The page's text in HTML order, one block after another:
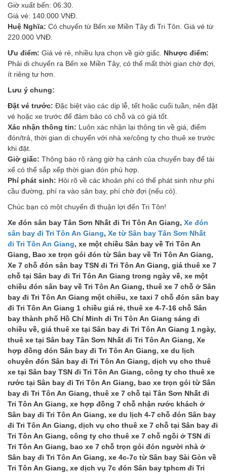
Giờ xuất bến: 06:30.
Giá vé: 140.000 VNĐ.
Huệ Nghĩa: Có chuyến từ Bến xe Miền Tây đi Tri Tôn. Giá vé từ
220.000 VNĐ.
Ưu điểm: Giá vé rẻ, nhiều lựa chọn về giờ giấc. Nhược điểm:
Phải di chuyển ra Bến xe Miền Tây, có thể mất thời gian chờ đợi,
ít riêng tư hơn.
Lưu ý chung:
Đặt vé trước: Đặc biệt vào các dịp lễ, tết hoặc cuối tuần, nên đặt
vé hoặc xe trước để đảm bảo có chỗ và có giá tốt.
Xác nhận thông tin: Luôn xác nhận lại thông tin về giá, điểm
đón/trả, thời gian di chuyển với nhà xe/công ty cho thuê xe trước
khi đặt.
Giờ giấc: Thông báo rõ ràng giờ hạ cánh của chuyến bay để tài
xế có thể sắp xếp thời gian đón phù hợp.
Phí phát sinh: Hỏi rõ về các khoản phí có thể phát sinh như phí
cầu đường, phí ra vào sân bay, phí chờ đợi (nếu có).
Chúc bạn có một chuyến đi thuận lợi đến Tri Tôn!
Xe đón sân bay Tân Sơn Nhất đi Tri Tôn An Giang, Xe đón
sân bay đi Tri Tôn An Giang, Xe từ Sân bay Tân Sơn Nhất
đi Tri Tôn An Giang, xe một chiều Sân bay về Tri Tôn An
Giang, Bao xe trọn gói đón từ Sân bay về Tri Tôn An Giang,
Xe 7 chỗ đón sân bay TSN đi Tri Tôn An Giang, giá thuê xe 7
chỗ tại Sân bay đi Tri Tôn An Giang trong ngày về, xe một
chiều đón sân bay về Tri Tôn An Giang, thuê xe 7 chỗ ở Sân
bay đi Tri Tôn An Giang một chiều, xe taxi 7 chỗ đón sân bay
đi Tri Tôn An Giang 1 chiều giá rẻ, thuê xe 4-7-16 chỗ Sân
bay thành phố Hồ Chí Minh đi Tri Tôn An Giang sáng đi
chiều về, giá thuê xe tại Sân bay đi Tri Tôn An Giang 1 ngày,
thuê xe tại Sân bay Tân Sơn Nhất đi Tri Tôn An Giang, Xe
hợp đồng đón Sân bay đi Tri Tôn An Giang, xe du lịch
chuyên đón Sân bay đi Tri Tôn An Giang, dịch vụ cho thuê
xe tại Sân bay TSN đi Tri Tôn An Giang, công ty cho thuê xe
rước tại Sân bay đi Tri Tôn An Giang, bao xe trọn gói từ Sân
bay đi Tri Tôn An Giang, thuê xe 7 chỗ tại Tân Sơn Nhất đi
Tri Tôn An Giang, xe hợp đồng 7 chỗ nhận rước khách ở
Sân bay đi Tri Tôn An Giang, xe du lịch 4-7 chỗ đón Sân bay
đi Tri Tôn An Giang, dịch vụ cho thuê xe 7 chỗ tại Sân bay đi
Tri Tôn An Giang, công ty cho thuê xe 7 chỗ ngồi ở TSN đi
Tri Tôn An Giang, bao xe 7 chỗ trọn gói đón người nhà ở
Sân bay đi Tri Tôn An Giang, xe 4c-7c từ Sân bay Sài Gòn về
Tri Tôn An Giang, xe dịch vụ 7c đón Sân bay tphcm đi Tri